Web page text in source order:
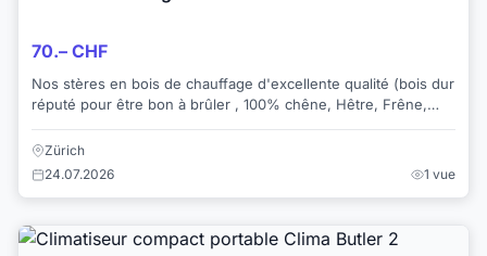
70.– CHF
Nos stères en bois de chauffage d'excellente qualité (bois dur
réputé pour être bon à brûler , 100% chêne, Hêtre, Frêne,
Zürich
24.07.2026
1 vue